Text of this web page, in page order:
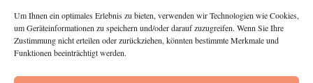
Um Ihnen ein optimales Erlebnis zu bieten, verwenden wir Technologien wie Cookies,
um Geräteinformationen zu speichern und/oder darauf zuzugreifen. Wenn Sie Ihre
Zustimmung nicht erteilen oder zurückziehen, könnten bestimmte Merkmale und
Funktionen beeinträchtigt werden.
Datenschutz Impressum Kontakt